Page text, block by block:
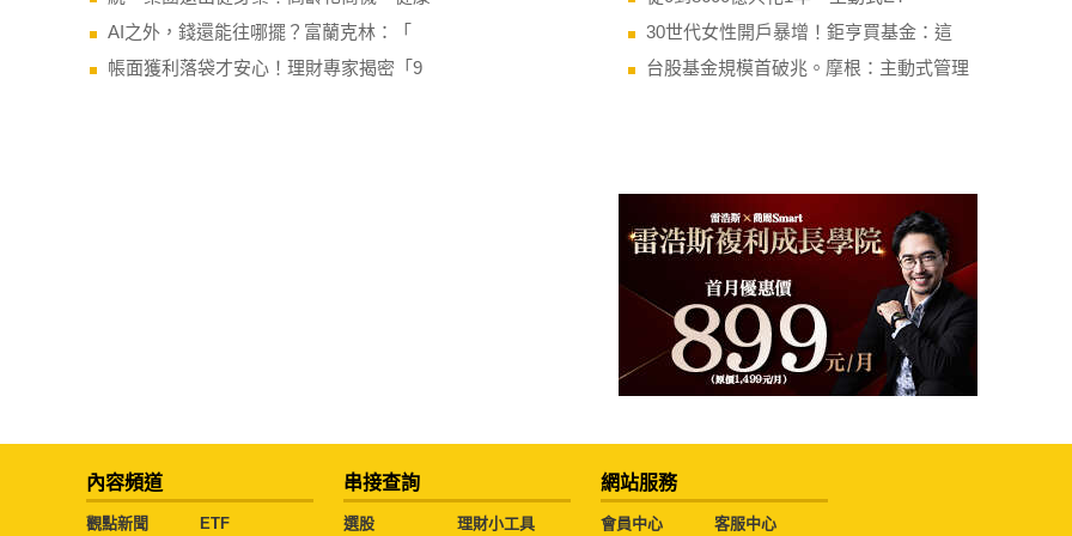
AI之外，錢還能往哪擺？富蘭克林：「
帳面獲利落袋才安心！理財專家揭密「9
30世代女性開戶暴增！鉅亨買基金：這
台股基金規模首破兆。摩根：主動式管理
內容頻道
觀點新聞 ETF
串接查詢
選股 理財小工具
網站服務
會員中心 客服中心